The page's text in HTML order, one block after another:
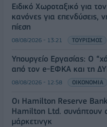
Ειδικό Χωροταξικό για
κανόνες για επενδύσεις,
πίεση
08/08/2026 - 13:21 ΤΟΥΡΙΣΜΟΣ
Υπουργείο Εργασίας: Ο
από τον e-ΕΦΚΑ και τη
08/08/2026 - 12:58 ΟΙΚΟΝΟΜΙΑ
Οι Hamilton Reserve
Hamilton Ltd. συνάπτουν
μάρκετινγκ